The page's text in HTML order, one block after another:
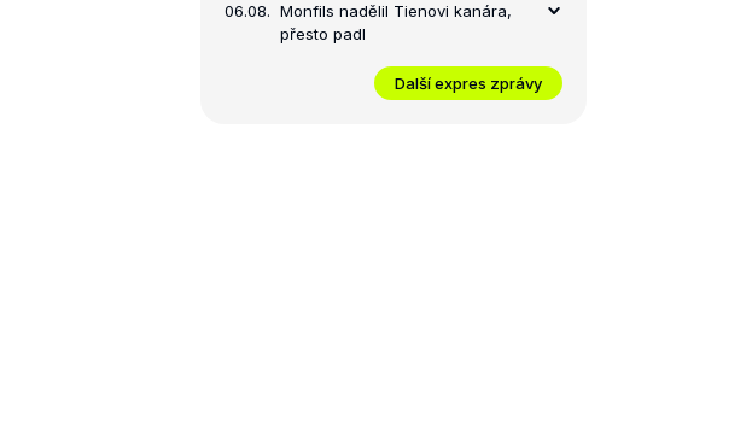
06.08. Monfils nadělil Tienovi kanára,
přesto padl
Další expres zprávy